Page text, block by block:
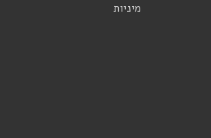
מיניות